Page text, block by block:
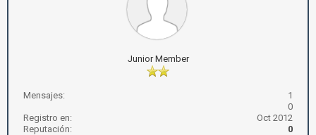
Junior Member
Mensajes:
1
0
Registro en:
Oct 2012
Reputación:
0